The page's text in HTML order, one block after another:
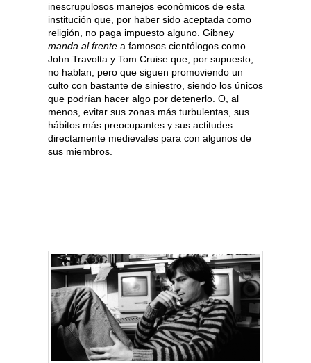
inescrupulosos manejos económicos de esta
institución que, por haber sido aceptada como
religión, no paga impuesto alguno. Gibney
manda al frente a famosos cientólogos como
John Travolta y Tom Cruise que, por supuesto,
no hablan, pero que siguen promoviendo un
culto con bastante de siniestro, siendo los únicos
que podrían hacer algo por detenerlo. O, al
menos, evitar sus zonas más turbulentas, sus
hábitos más preocupantes y sus actitudes
directamente medievales para con algunos de
sus miembros.